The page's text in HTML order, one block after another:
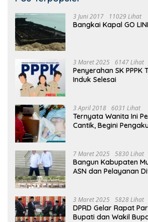
3 Juni 2017 11029 Lihat
Bangkai Kapal GO
3 Maret 2025 6147 Lihat
Penyerahan SK PPPK
Induk Selesai
3 April 2018 6031 Lihat
Ternyata Wanita Ini
Cantik, Begini
7 Maret 2025 5830 Lihat
Bangun Kabupaten
ASN dan Pelayanan
3 Maret 2025 5828 Lihat
DPRD Gelar Rapat
Bupati dan Wakil